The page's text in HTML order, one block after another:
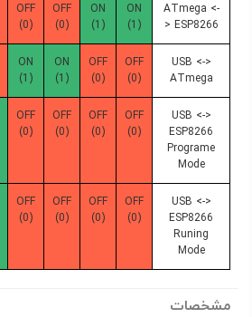
ATmega <-
> ESP8266
ON
(1)
ON
(1)
OFF
(0)
OFF
(0)
USB <->
ATmega
OFF
(0)
OFF
(0)
ON
(1)
ON
(1)
USB <->
ESP8266
Programe
Mode
OFF
(0)
OFF
(0)
OFF
(0)
OFF
(0)
USB <->
ESP8266
Runing
Mode
OFF
(0)
OFF
(0)
OFF
(0)
OFF
(0)
مشخصات